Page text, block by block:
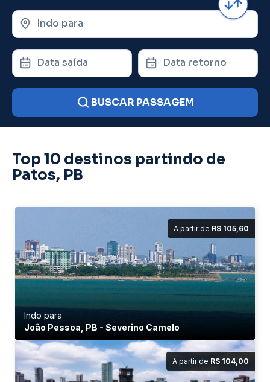
Indo para
Data saída Data retorno
BUSCAR PASSAGEM
Top 10 destinos partindo de
Patos, PB
A partir de R$ 105,60
Indo para
João Pessoa, PB - Severino Camelo
A partir de R$ 104,00